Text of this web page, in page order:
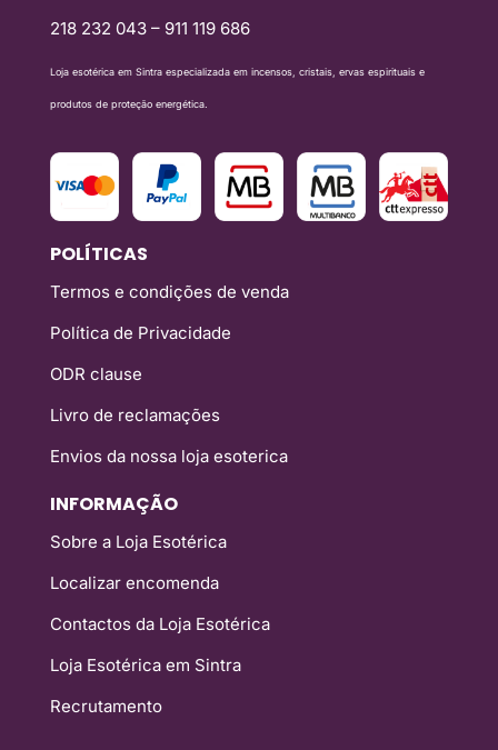
218 232 043 – 911 119 686
Loja esotérica em Sintra especializada em incensos, cristais, ervas espirituais e
produtos de proteção energética.
POLÍTICAS
Termos e condições de venda
Política de Privacidade
ODR clause
Livro de reclamações
Envios da nossa loja esoterica
INFORMAÇÃO
Sobre a Loja Esotérica
Localizar encomenda
Contactos da Loja Esotérica
Loja Esotérica em Sintra
Recrutamento